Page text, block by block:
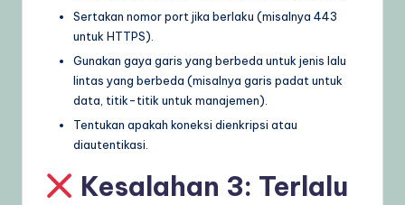
Sertakan nomor port jika berlaku (misalnya 443
untuk HTTPS).
Gunakan gaya garis yang berbeda untuk jenis lalu
lintas yang berbeda (misalnya garis padat untuk
data, titik-titik untuk manajemen).
Tentukan apakah koneksi dienkripsi atau
diautentikasi.
Kesalahan 3: Terlalu